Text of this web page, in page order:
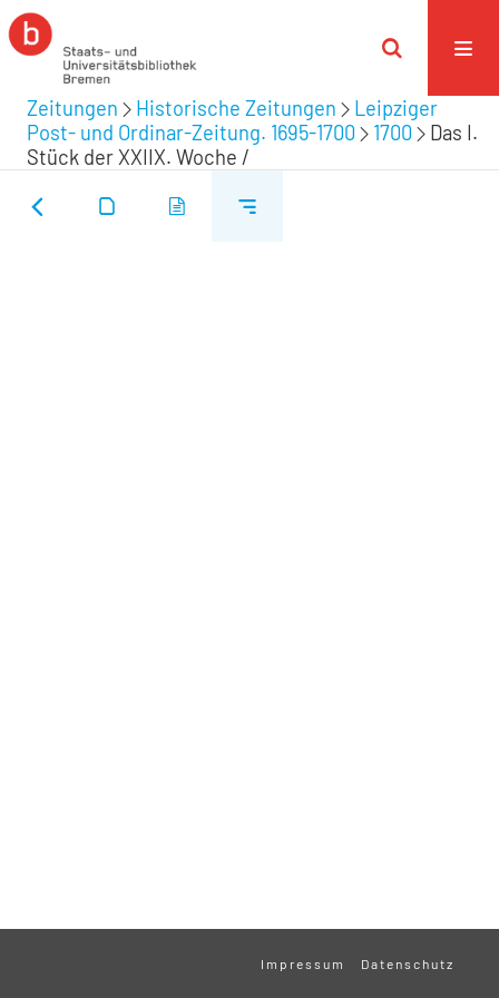
Zeitungen Historische Zeitungen
Leipziger
Post- und Ordinar-Zeitung. 1695-1700
1700
Das I.
Stück der XXIIX. Woche /
Impressum Datenschutz